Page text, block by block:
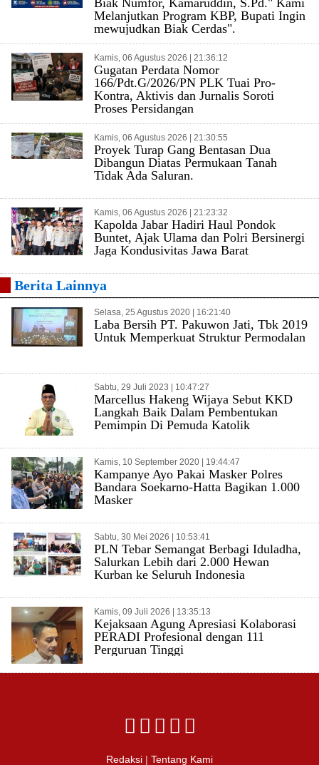
Biak Numfor, Kamaruddin, S.Pd." Kami
Melanjutkan Program KBP, Bupati Ingin
mewujudkan Biak Cerdas".
Kamis, 06 Agustus 2026 | 21:36:12
Gugatan Perdata Nomor
166/Pdt.G/2026/PN PLK Tuai Pro-
Kontra, Aktivis dan Jurnalis Soroti
Proses Persidangan
Kamis, 06 Agustus 2026 | 21:30:55
Proyek Turap Gang Bentasan Dua
Dibangun Diatas Permukaan Tanah
Tidak Ada Saluran.
Kamis, 06 Agustus 2026 | 21:23:32
Kapolda Jabar Hadiri Haul Pondok
Buntet, Ajak Ulama dan Polri Bersinergi
Jaga Kondusivitas Jawa Barat
Berita Lainnya
Selasa, 25 Agustus 2020 | 16:21:40
Laba Bersih PT. Pakuwon Jati, Tbk 2019
Untuk Memperkuat Struktur Permodalan
Sabtu, 29 Juli 2023 | 10:47:27
Marcellus Hakeng Wijaya Sebut KKD
Langkah Baik Dalam Pembentukan
Pemimpin Di Pemuda Katolik
Kamis, 10 September 2020 | 19:44:47
Kampanye Ayo Pakai Masker Polres
Bandara Soekarno-Hatta Bagikan 1.000
Masker
Sabtu, 30 Mei 2026 | 10:53:41
PLN Tebar Semangat Berbagi Iduladha,
Salurkan Lebih dari 2.000 Hewan
Kurban ke Seluruh Indonesia
Kamis, 09 Juli 2026 | 13:35:13
Kejaksaan Agung Apresiasi Kolaborasi
PERADI Profesional dengan 111
Perguruan Tinggi
Redaksi | Tentang Kami